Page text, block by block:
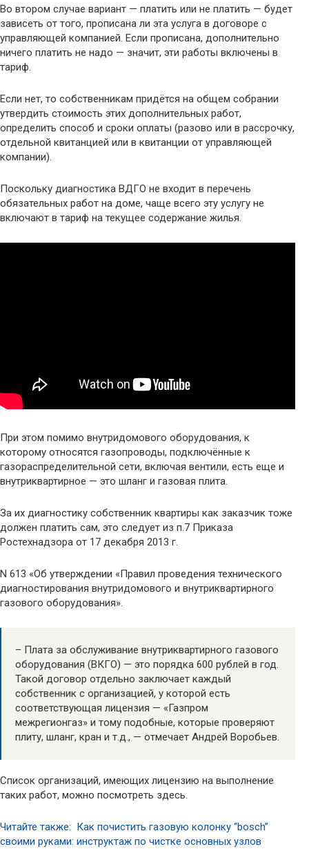
Во втором случае вариант — платить или не платить — будет
зависеть от того, прописана ли эта услуга в договоре с
управляющей компанией. Если прописана, дополнительно
ничего платить не надо — значит, эти работы включены в
тариф.
Если нет, то собственникам придётся на общем собрании
утвердить стоимость этих дополнительных работ,
определить способ и сроки оплаты (разово или в рассрочку,
отдельной квитанцией или в квитанции от управляющей
компании).
Поскольку диагностика ВДГО не входит в перечень
обязательных работ на доме, чаще всего эту услугу не
включают в тариф на текущее содержание жилья.
При этом помимо внутридомового оборудования, к
которому относятся газопроводы, подключённые к
газораспределительной сети, включая вентили, есть еще и
внутриквартирное — это шланг и газовая плита.
За их диагностику собственник квартиры как заказчик тоже
должен платить сам, это следует из п.7 Приказа
Ростехнадзора от 17 декабря 2013 г.
N 613 «Об утверждении «Правил проведения технического
диагностирования внутридомового и внутриквартирного
газового оборудования».
– Плата за обслуживание внутриквартирного газового
оборудования (ВКГО) — это порядка 600 рублей в год.
Такой договор отдельно заключает каждый
собственник с организацией, у которой есть
соответствующая лицензия — «Газпром
межрегионгаз» и тому подобные, которые проверяют
плиту, шланг, кран и т.д., — отмечает Андрей Воробьев.
Список организаций, имеющих лицензию на выполнение
таких работ, можно посмотреть здесь.
Читайте также: Как почистить газовую колонку “bosch”
своими руками: инструктаж по чистке основных узлов